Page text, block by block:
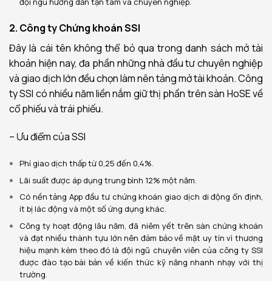
2. Công ty Chứng khoán SSI
Đây là cái tên không thể bỏ qua trong danh sách mở tài
khoản hiện nay, đa phần những nhà đầu tư chuyên nghiệp
và giao dịch lớn đều chọn làm nên tảng mở tài khoản. Công
ty SSI có nhiều năm liền nắm giữ thị phần trên sàn HoSE về
cổ phiếu và trái phiếu.
– Ưu điểm của SSI
Phí giao dịch thấp từ 0,25 đến 0,4%.
Lãi suất được áp dụng trung bình 12% một năm.
Có nền tảng App đầu tư chứng khoán giao dịch di động ổn định,
ít bị lác động và một số ứng dụng khác.
Công ty hoạt động lâu năm, đã niêm yết trên sàn chứng khoán
và đạt nhiều thành tựu lớn nên đảm bảo về mặt uy tín vì thương
hiệu mạnh kèm theo đó là đội ngũ chuyên viên của công ty SSI
được đào tạo bài bản về kiến thức kỹ năng nhanh nhạy với thị
trường.